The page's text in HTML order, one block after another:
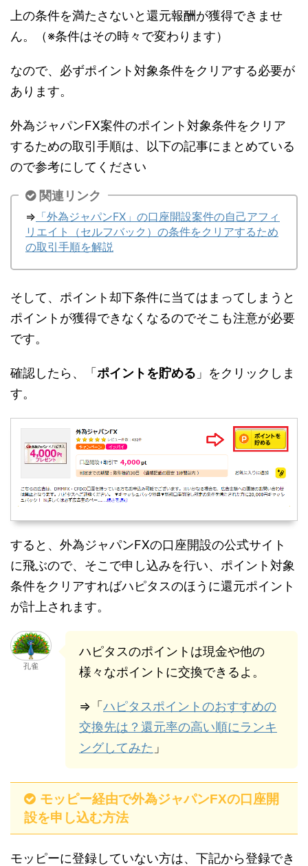
上の条件を満たさないと還元報酬が獲得できませ
ん。（※条件はその時々で変わります）
なので、必ずポイント対象条件をクリアする必要が
あります。
外為ジャパンFX案件のポイント対象条件をクリア
するための取引手順は、以下の記事にまとめている
ので参考にしてください
関連リンク
⇒ 「外為ジャパンFX」の口座開設案件の自己アフィ
リエイト（セルフバック）の条件をクリアするため
の取引手順を解説
そして、ポイント却下条件に当てはまってしまうと
ポイントが獲得できなくなるのでそこも注意が必要
です。
確認したら、「 ポイントを貯める 」をクリックしま
す。
すると、外為ジャパンFXの口座開設の公式サイト
に飛ぶので、そこで申し込みを行い、ポイント対象
条件をクリアすればハピタスのほうに還元ポイント
が計上されます。
孔雀
ハピタスのポイントは現金や他の
様々なポイントに交換できるよ。
⇒「ハピタスポイントのおすすめの
交換先は？還元率の高い順にランキ
ングしてみた 」
モッピー経由で外為ジャパンFXの口座開
設を申し込む方法
モッピーに登録していない方は、下記から登録でき